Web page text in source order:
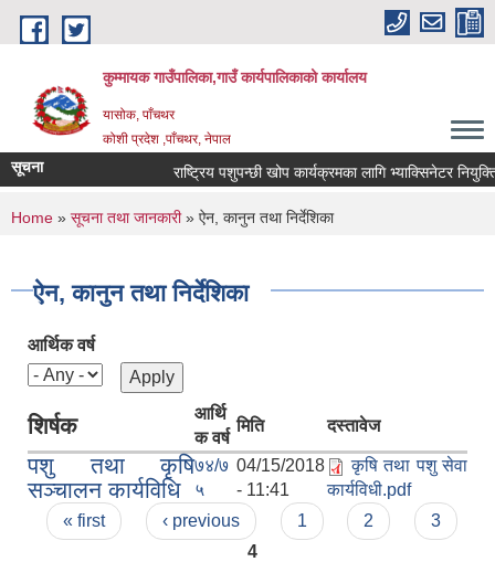
Skip to main content
कुम्मायक गाउँपालिका,गाउँ कार्यपालिकाको कार्यालय
यासोक, पाँचथर
कोशी प्रदेश ,पाँचथर, नेपाल
सूचना राष्ट्रिय पशुपन्छी खोप कार्यक्रमका लागि भ्याक्सिनेटर
You are here
Home » सूचना तथा जानकारी» ऐन, कानुन तथा निर्देशिका
ऐन, कानुन तथा निर्देशिका
आर्थिक वर्ष
शिर्षक
आर्थि
क वर्ष
मिति दस्तावेज
पशु तथा कृषि
सञ्चालन कार्यविधि
७४/७
५
04/15/2018
- 11:41
कृषि तथा पशु सेवा
कार्यविधी.pdf
Pages
« first ‹ previous 1 2
3
4